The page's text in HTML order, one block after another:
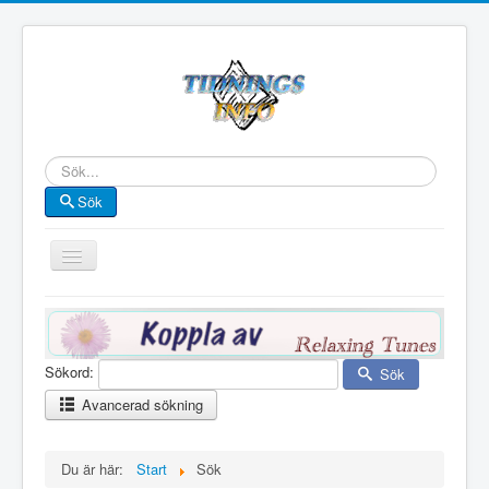
Sök
Sök
Visa/dölj
navigering
Start
Kategori
Länsvis
Länskarta
Sökord:
Sök
Avancerad sökning
Här är några exempel hur du kan använda sökfunktionen:
Du är här: Start Sök